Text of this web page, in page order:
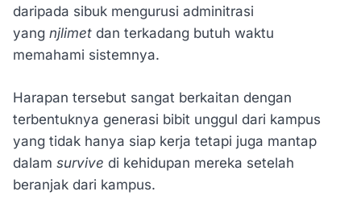
daripada sibuk mengurusi adminitrasi
yang njlimet dan terkadang butuh waktu
memahami sistemnya.
Harapan tersebut sangat berkaitan dengan
terbentuknya generasi bibit unggul dari kampus
yang tidak hanya siap kerja tetapi juga mantap
dalam survive di kehidupan mereka setelah
beranjak dari kampus.